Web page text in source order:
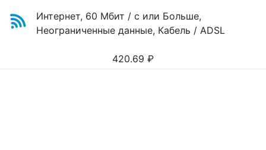
Интернет, 60 Мбит / с или Больше,
Неограниченные данные, Кабель / ADSL
420.69 ₽